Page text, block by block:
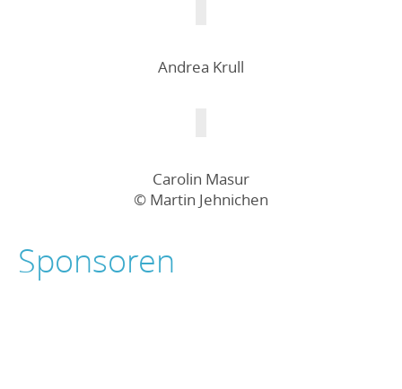
Andrea Krull
Carolin Masur
© Martin Jehnichen
Sponsoren